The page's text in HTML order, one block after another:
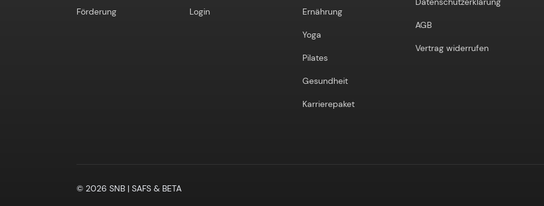
Förderung Login Ernährung
Yoga
Pilates
Gesundheit
Karrierepaket
AGB
Vertrag widerrufen
© 2026 SNB | SAFS & BETA